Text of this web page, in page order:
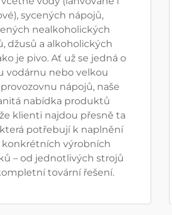
sycených nápojů,
nealkoholických
džusů a alkoholických
je pivo. Ať už se jedná o
vodárnu nebo velkou
nápojů, naše
nabídka produktů
klienti najdou přesně ta
potřebují k naplnění
konkrétních výrobních
– od jednotlivých strojů
tovární řešení.